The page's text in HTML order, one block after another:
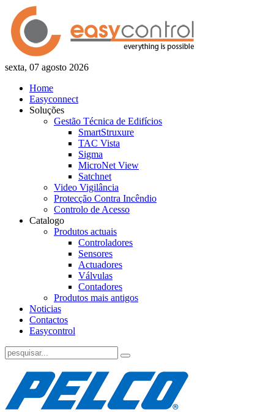
sexta, 07 agosto 2026
Home
Easyconnect
Soluções
Gestão Técnica de Edifícios
SmartStruxure
TAC Vista
Sigma
MicroNet View
Satchnet
Video Vigilância
Protecção Contra Incêndio
Controlo de Acesso
Catalogo
Produtos actuais
Controladores
Sensores
Actuadores
Válvulas
Contadores
Produtos mais antigos
Noticias
Contactos
Easycontrol